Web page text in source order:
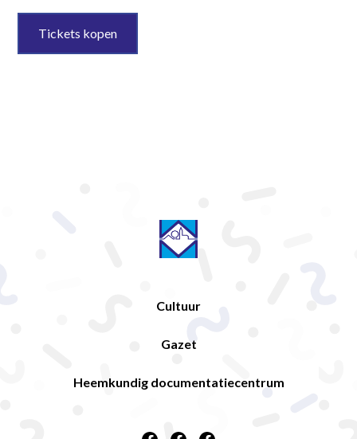
Tickets kopen
Cultuur
Gazet
Heemkundig documentatiecentrum